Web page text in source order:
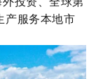
产服务本地市